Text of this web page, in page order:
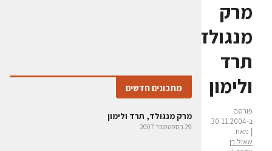
מרק
מנגולד,
תרד
ולימון
פורסם
ב-30.11.2004
| מאת:
שאול בן
מתכונים חדשים
מרק מנגולד, תרד ולימון
29 בספטמבר 2007